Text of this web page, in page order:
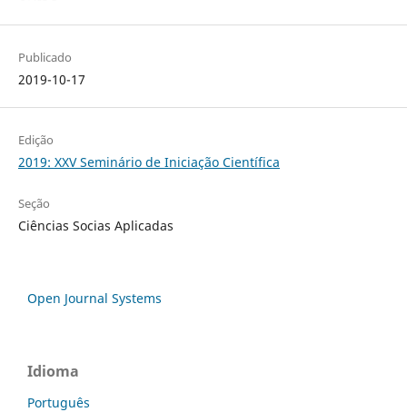
Publicado
2019-10-17
Edição
2019: XXV Seminário de Iniciação Científica
Seção
Ciências Socias Aplicadas
Open Journal Systems
Idioma
Português